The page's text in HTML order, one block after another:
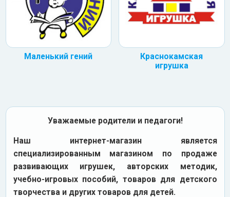
Маленький гений
Краснокамская
игрушка
Уважаемые родители и педагоги!
Наш интернет-магазин является
специализированным магазином по продаже
развивающих игрушек, авторских методик,
учебно-игровых пособий, товаров для детского
творчества и других товаров для детей.